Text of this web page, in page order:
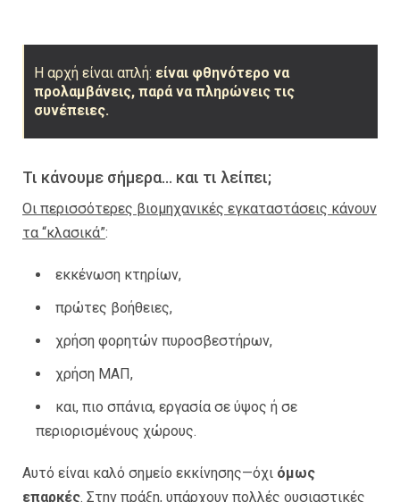
Η αρχή είναι απλή: είναι φθηνότερο να
προλαμβάνεις, παρά να πληρώνεις τις
συνέπειες.
Τι κάνουμε σήμερα… και τι λείπει;
Οι περισσότερες βιομηχανικές εγκαταστάσεις κάνουν
τα “κλασικά”:
εκκένωση κτηρίων,
πρώτες βοήθειες,
χρήση φορητών πυροσβεστήρων,
χρήση ΜΑΠ,
και, πιο σπάνια, εργασία σε ύψος ή σε
περιορισμένους χώρους.
Αυτό είναι καλό σημείο εκκίνησης—όχι όμως
επαρκές. Στην πράξη, υπάρχουν πολλές ουσιαστικές